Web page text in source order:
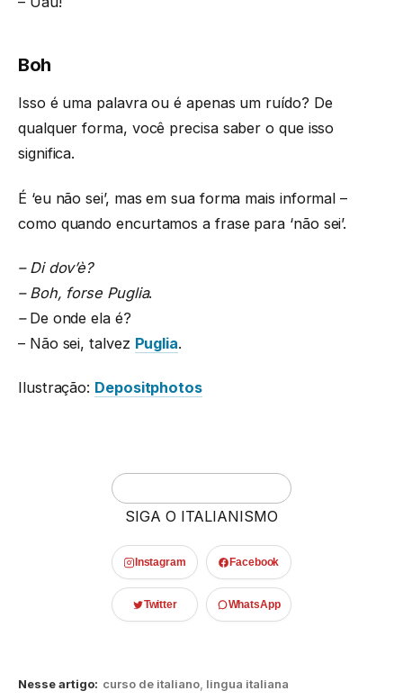
Boh
Isso é uma palavra ou é apenas um ruído? De
qualquer forma, você precisa saber o que isso
significa.
É ‘eu não sei’, mas em sua forma mais informal –
como quando encurtamos a frase para ‘não sei’.
– Di dov’è?
– Boh, forse Puglia.
–De onde ela é?
– Não sei, talvez Puglia.
Ilustração: Depositphotos
SIGA O ITALIANISMO
Instagram Facebook
Twitter WhatsApp
Nesse artigo: curso de italiano, lingua italiana